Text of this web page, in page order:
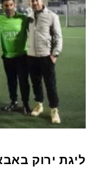
ליגת ירוק